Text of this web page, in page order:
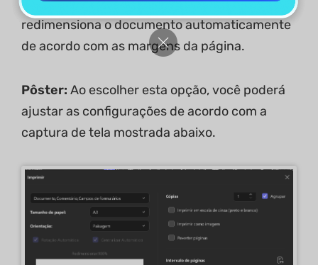
dimensionamento de página que
redimensiona o documento automaticamente
de acordo com as margens da página.
Pôster: Ao escolher esta opção, você poderá
ajustar as configurações de acordo com a
captura de tela mostrada abaixo.